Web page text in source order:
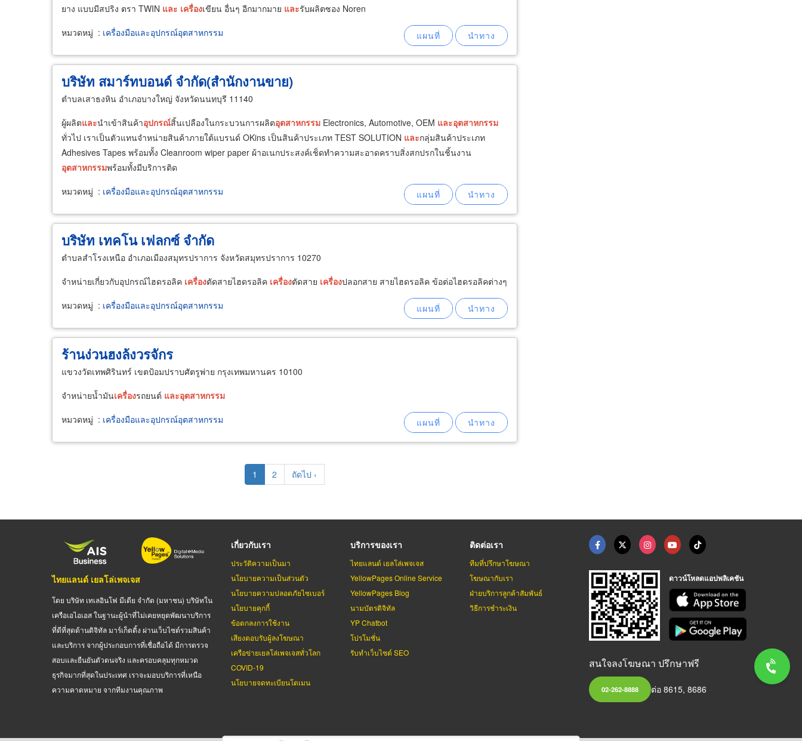
ยาง แบบมีสปริง ตรา TWIN และ เครื่องเขียน อื่นๆ อีกมากมาย และรับผลิตซอง Noren
หมวดหมู่ : เครื่องมือและอุปกรณ์อุตสาหกรรม
บริษัท สมาร์ทบอนด์ จำกัด(สำนักงานขาย)
ตำบลเสาธงหิน อำเภอบางใหญ่ จังหวัดนนทบุรี 11140
ผู้ผลิตและนำเข้าสินค้าอุปกรณ์สิ้นเปลืองในกระบวนการผลิตอุตสาหกรรม Electronics, Automotive, OEM และอุตสาหกรรม
ทั่วไป เราเป็นตัวแทนจำหน่ายสินค้าภายใต้แบรนด์ OKins เป็นสินค้าประเภท TEST SOLUTION และกลุ่มสินค้าประเภท
Adhesives Tapes พร้อมทั้ง Cleanroom wiper paper ผ้าอเนกประสงค์เช็ดทำความสะอาดคราบสิ่งสกปรกในชิ้นงาน
อุตสาหกรรมพร้อมทั้งมีบริการติด
หมวดหมู่ : เครื่องมือและอุปกรณ์อุตสาหกรรม
บริษัท เทคโน เฟลกซ์ จำกัด
ตำบลสำโรงเหนือ อำเภอเมืองสมุทรปราการ จังหวัดสมุทรปราการ 10270
จำหน่ายเกี่ยวกับอุปกรณ์ไฮดรอลิค เครื่องตัดสายไฮดรอลิค เครื่องตัดสาย เครื่องปลอกสาย สายไฮดรอลิค ข้อต่อไฮดรอลิคต่างๆ
หมวดหมู่ : เครื่องมือและอุปกรณ์อุตสาหกรรม
ร้านง่วนฮงล้งวรจักร
แขวงวัดเทพศิรินทร์ เขตป้อมปราบศัตรูพ่าย กรุงเทพมหานคร 10100
จำหน่ายน้ำมันเครื่องรถยนต์ และอุตสาหกรรม
หมวดหมู่ : เครื่องมือและอุปกรณ์อุตสาหกรรม
Current
page
1 Page
2
Next
page
ถัดไป ›
ไทยแลนด์ เยลโล่เพจเจส
โดย บริษัท เทเลอินโฟ มีเดีย จำกัด (มหาชน) บริษัทใน
เครือเอไอเอส ในฐานะผู้นำที่ไม่เคยหยุดพัฒนาบริการ
ที่ดีที่สุดด้านดิจิทัล มาร์เก็ตติ้ง ผ่านเว็บไซต์รวมสินค้า
และบริการ จากผู้ประกอบการที่เชื่อถือได้ มีการตรวจ
สอบและยืนยันตัวตนจริง และครอบคลุมทุกหมวด
ธุรกิจมากที่สุดในประเทศ เราจะมอบบริการที่เหนือ
ความคาดหมาย จากทีมงานคุณภาพ
เกี่ยวกับเรา
ประวัติความเป็นมา
นโยบายความเป็นส่วนตัว
นโยบายความปลอดภัยไซเบอร์
นโยบายคุกกี้
ข้อตกลงการใช้งาน
เสียงตอบรับผู้ลงโฆษณา
เครือข่ายเยลโล่เพจเจสทั่วโลก
COVID-19
นโยบายจดทะเบียนโดเมน
บริการของเรา
ไทยแลนด์ เยลโล่เพจเจส
YellowPages Online Service
YellowPages Blog
นามบัตรดิจิทัล
YP Chatbot
โปรโมชั่น
รับทำเว็บไซต์ SEO
ติดต่อเรา
ทีมที่ปรึกษาโฆษณา
โฆษณากับเรา
ฝ่ายบริการลูกค้าสัมพันธ์
วิธีการชำระเงิน
ดาวน์โหลดแอปพลิเคชัน
สนใจลงโฆษณา ปรึกษาฟรี
02-262-8888 ต่อ 8615, 8686